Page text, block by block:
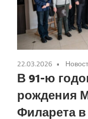
22.03.2026
В 91-ю
рождения
Филарета